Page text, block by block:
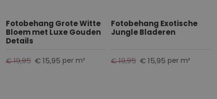
Fotobehang Grote Witte
Bloem met Luxe Gouden
Details
€ 15,95 per m²
€ 19,95
Fotobehang Exotische
Jungle Bladeren
€ 15,95 per m²
€ 19,95